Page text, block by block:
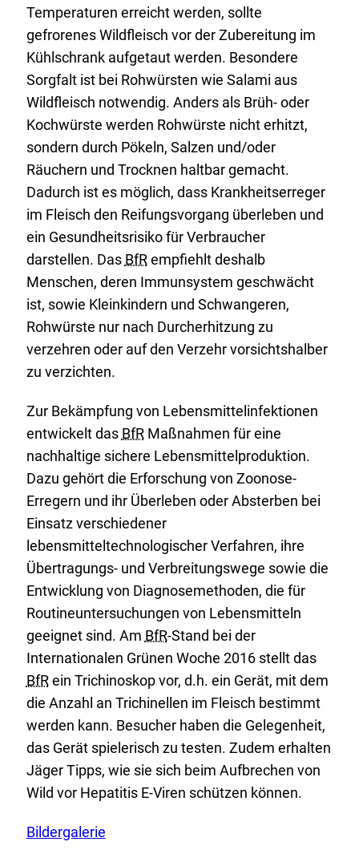
Temperaturen erreicht werden, sollte
gefrorenes Wildfleisch vor der Zubereitung im
Kühlschrank aufgetaut werden. Besondere
Sorgfalt ist bei Rohwürsten wie Salami aus
Wildfleisch notwendig. Anders als Brüh- oder
Kochwürste werden Rohwürste nicht erhitzt,
sondern durch Pökeln, Salzen und/oder
Räuchern und Trocknen haltbar gemacht.
Dadurch ist es möglich, dass Krankheitserreger
im Fleisch den Reifungsvorgang überleben und
ein Gesundheitsrisiko für Verbraucher
darstellen. Das BfRempfiehlt deshalb
Menschen, deren Immunsystem geschwächt
ist, sowie Kleinkindern und Schwangeren,
Rohwürste nur nach Durcherhitzung zu
verzehren oder auf den Verzehr vorsichtshalber
zu verzichten.
Zur Bekämpfung von Lebensmittelinfektionen
entwickelt das BfRMaßnahmen für eine
nachhaltige sichere Lebensmittelproduktion.
Dazu gehört die Erforschung von Zoonose-
Erregern und ihr Überleben oder Absterben bei
Einsatz verschiedener
lebensmitteltechnologischer Verfahren, ihre
Übertragungs- und Verbreitungswege sowie die
Entwicklung von Diagnosemethoden, die für
Routineuntersuchungen von Lebensmitteln
geeignet sind. Am BfR-Stand bei der
Internationalen Grünen Woche 2016 stellt das
BfRein Trichinoskop vor, d.h. ein Gerät, mit dem
die Anzahl an Trichinellen im Fleisch bestimmt
werden kann. Besucher haben die Gelegenheit,
das Gerät spielerisch zu testen. Zudem erhalten
Jäger Tipps, wie sie sich beim Aufbrechen von
Wild vor Hepatitis E-Viren schützen können.
E
Bildergalerie